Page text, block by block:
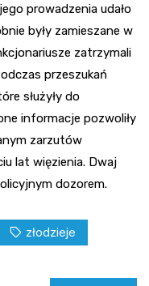
prowadzenia udało
były zamieszane w
zatrzymali
przeszukań
służyły do
informacje pozwoliły
zarzutów
lat więzienia. Dwaj
dozorem.
złodzieje